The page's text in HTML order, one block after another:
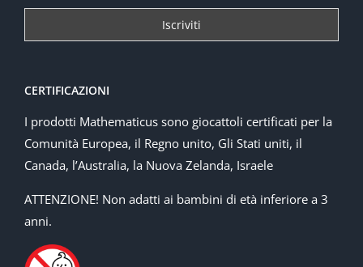
CERTIFICAZIONI
I prodotti Mathematicus sono giocattoli certificati per la
Comunità Europea, il Regno unito, Gli Stati uniti, il
Canada, l’Australia, la Nuova Zelanda, Israele
ATTENZIONE! Non adatti ai bambini di età inferiore a 3
anni.